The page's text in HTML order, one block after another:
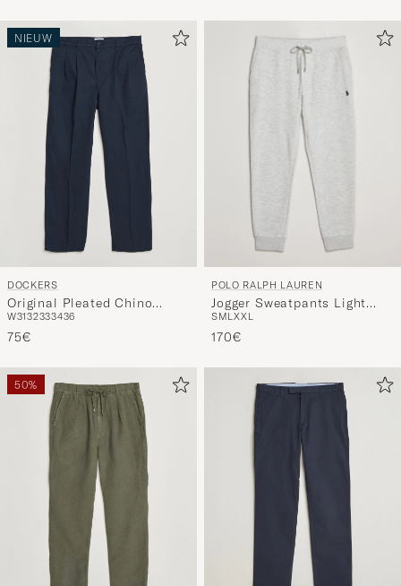
NIEUW
DOCKERS
Original Pleated Chino
Loose Navy
W3132333436
75€
POLO RALPH LAUREN
Jogger Sweatpants Light
Sport Heather
SMLXXL
170€
50%